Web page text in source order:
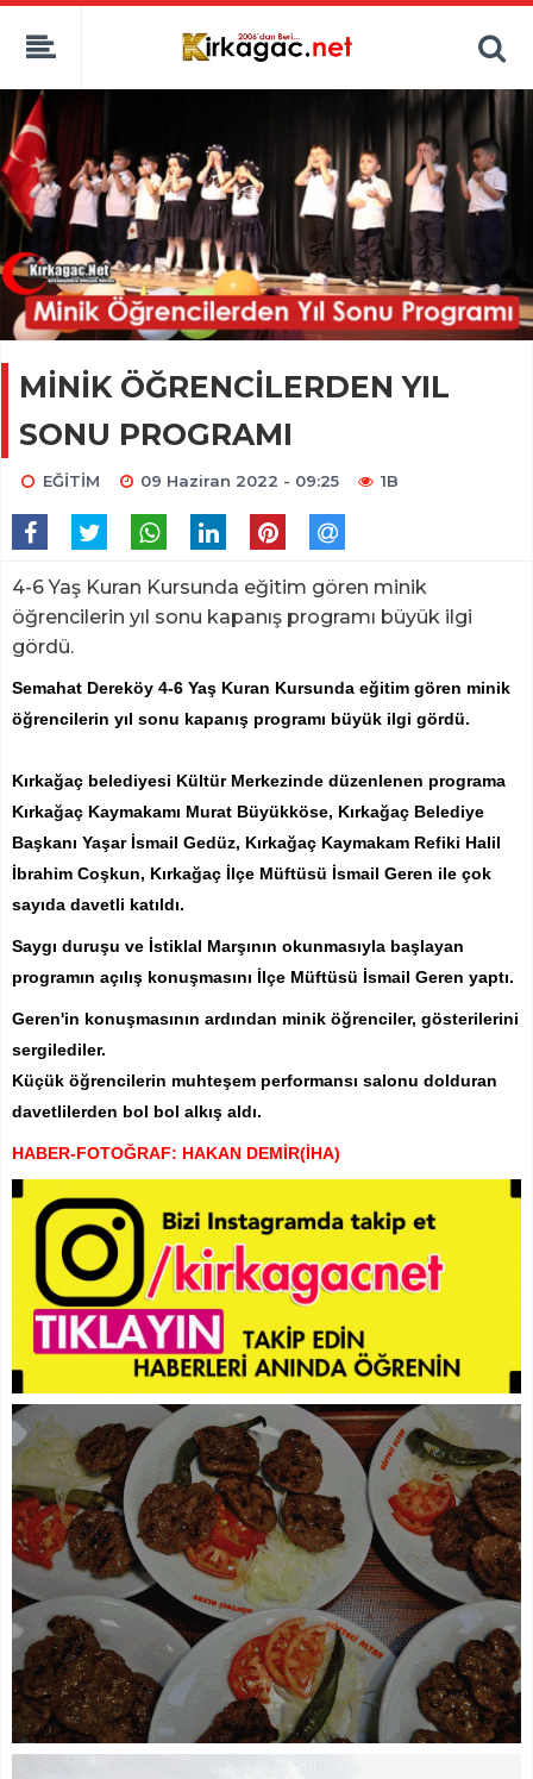
MİNİK ÖĞRENCİLERDEN YIL
SONU PROGRAMI
EĞİTİM 09 Haziran 2022 - 09:25 1B
4-6 Yaş Kuran Kursunda eğitim gören minik
öğrencilerin yıl sonu kapanış programı büyük ilgi
gördü.
Semahat Dereköy 4-6 Yaş Kuran Kursunda eğitim gören minik
öğrencilerin yıl sonu kapanış programı büyük ilgi gördü.
Kırkağaç belediyesi Kültür Merkezinde düzenlenen programa
Kırkağaç Kaymakamı Murat Büyükköse, Kırkağaç Belediye
Başkanı Yaşar İsmail Gedüz, Kırkağaç Kaymakam Refiki Halil
İbrahim Coşkun, Kırkağaç İlçe Müftüsü İsmail Geren ile çok
sayıda davetli katıldı.
Saygı duruşu ve İstiklal Marşının okunmasıyla başlayan
programın açılış konuşmasını İlçe Müftüsü İsmail Geren yaptı.
Geren'in konuşmasının ardından minik öğrenciler, gösterilerini
sergilediler.
Küçük öğrencilerin muhteşem performansı salonu dolduran
davetlilerden bol bol alkış aldı.
HABER-FOTOĞRAF: HAKAN DEMİR(İHA)